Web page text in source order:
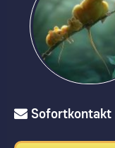
Sofortkontakt